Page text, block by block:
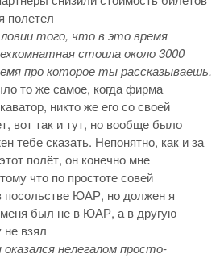
полетел
того, что в это время
стоила около 3000
про которое ты рассказываешь.
то же самое, когда фирма
никто же его со своей
вот так и тут, но вообще было
тебе сказать. Непонятно, как и за
полёт, он конечно мне
что по простоте совей
посольстве ЮАР, но должен я
меня был не в ЮАР, а в другую
не взял
нелегалом просто-